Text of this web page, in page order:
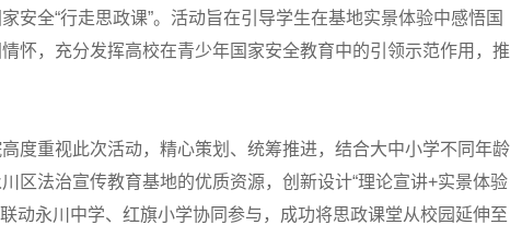
安全“行走思政课”。活动旨在引导学生在基地实景体验中感悟国
怀，充分发挥高校在青少年国家安全教育中的引领示范作用，推
度重视此次活动，精心策划、统筹推进，结合大中小学不同年龄
区法治宣传教育基地的优质资源，创新设计“理论宣讲+实景体验
动永川中学、红旗小学协同参与，成功将思政课堂从校园延伸至